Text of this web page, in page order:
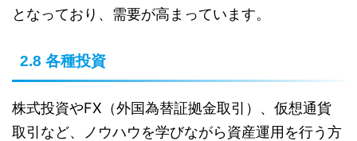
となっており、需要が高まっています。
2.8 各種投資
株式投資やFX（外国為替証拠金取引）、仮想通貨
取引など、ノウハウを学びながら資産運用を行う方